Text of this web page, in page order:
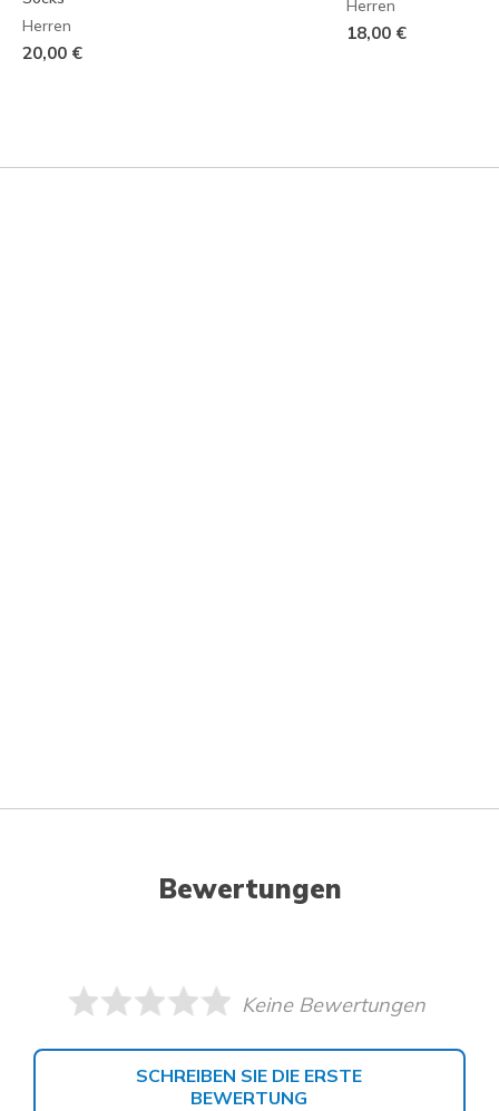
Herren
20,00 €
Herren
18,00 €
Bewertungen
Keine Bewertungen
SCHREIBEN SIE DIE ERSTE
BEWERTUNG